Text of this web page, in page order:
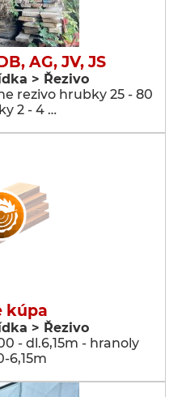
AG, JV, JS
> Řezivo
rezivo hrubky 25 - 80
2 - 4 …
kúpa
> Řezivo
- dl.6,15m - hranoly
6,15m